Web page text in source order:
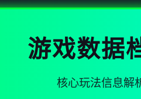
游戏数据
核心玩法信息解